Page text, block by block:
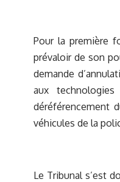
Pour la première
prévaloir de son
demande
aux
déréférencement
véhicules de la
Le Tribunal s’est